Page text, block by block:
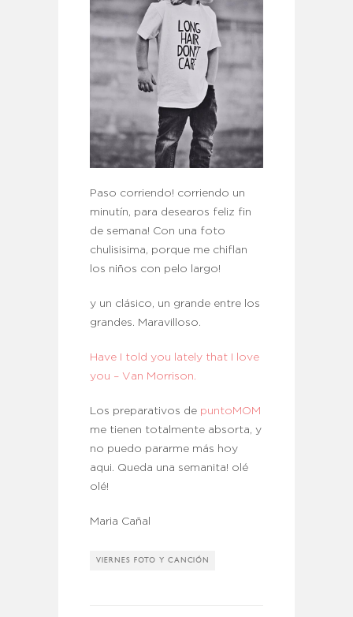
Paso corriendo! corriendo un
minutín, para desearos feliz fin
de semana! Con una foto
chulisisima, porque me chiflan
los niños con pelo largo!
y un clásico, un grande entre los
grandes. Maravilloso.
Have I told you lately that I love
you – Van Morrison.
Los preparativos de puntoMOM
me tienen totalmente absorta, y
no puedo pararme más hoy
aqui. Queda una semanita! olé
olé!
Maria Cañal
VIERNES FOTO Y CANCIÓN